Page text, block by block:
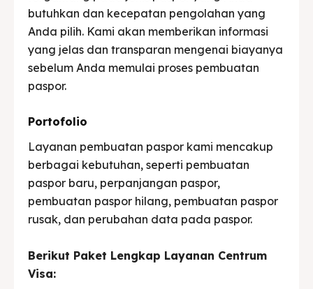
butuhkan dan kecepatan pengolahan yang
Anda pilih. Kami akan memberikan informasi
yang jelas dan transparan mengenai biayanya
sebelum Anda memulai proses pembuatan
paspor.
Portofolio
Layanan pembuatan paspor kami mencakup
berbagai kebutuhan, seperti pembuatan
paspor baru, perpanjangan paspor,
pembuatan paspor hilang, pembuatan paspor
rusak, dan perubahan data pada paspor.
Berikut Paket Lengkap Layanan Centrum
Visa: